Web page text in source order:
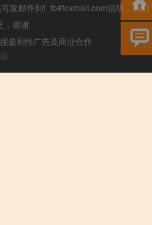
发邮件到f_fb#foxmail.com说明，我们
，谢谢
盈利性广告及商业合作